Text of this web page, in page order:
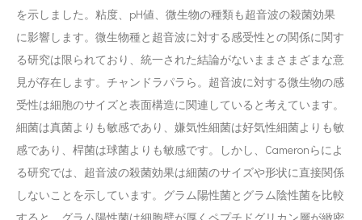
を示しました。粘度、pH値、微生物の種類も超音波の殺菌効果
に影響します。微生物種と超音波に対する感受性との関係に関す
る研究は限られており、統一された結論がないままさまざまな意
見が存在します。チャンドラパラら。超音波に対する微生物の感
受性は細胞のサイズと表面構造に関連していると考えています。
細菌は真菌よりも敏感であり、嫌気性細菌は好気性細菌よりも敏
感であり、桿菌は球菌よりも敏感です。しかし、Cameronらによ
る研究では、超音波の殺菌効果は細菌のサイズや形状に直接関係
しないことを示しています。グラム陽性菌とグラム陰性菌を比較